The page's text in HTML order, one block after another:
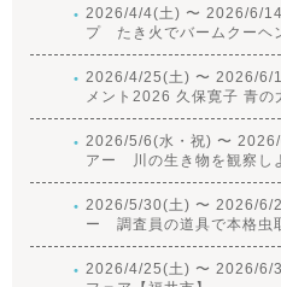
2026/4/4(土) 〜 2026/6/
プ たき火でバームクーヘ
2026/4/25(土) 〜 2026/6/
メント2026 久保寛子 青の
2026/5/6(水・祝) 〜
アー 川の生き物を観察し
2026/5/30(土) 〜 2026/6/
ー 調査員の道具で本格虫
2026/4/25(土) 〜 2026/6/